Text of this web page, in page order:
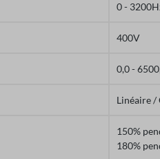
0 -
400V
0,0 -
Linéaire /
150%
180%